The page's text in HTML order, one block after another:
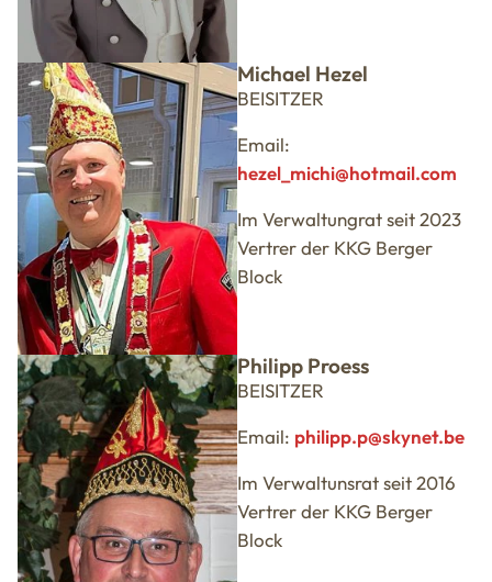
Michael Hezel
BEISITZER
Email:
hezel_michi@hotmail.com
Im Verwaltungrat seit 2023
Vertrer der KKG Berger
Block
Philipp Proess
BEISITZER
Email: philipp.p@skynet.be
Im Verwaltunsrat seit 2016
Vertrer der KKG Berger
Block